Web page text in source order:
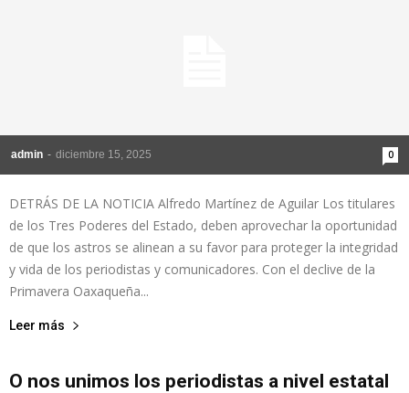
admin - diciembre 15, 2025 0
DETRÁS DE LA NOTICIA Alfredo Martínez de Aguilar Los titulares
de los Tres Poderes del Estado, deben aprovechar la oportunidad
de que los astros se alinean a su favor para proteger la integridad
y vida de los periodistas y comunicadores. Con el declive de la
Primavera Oaxaqueña...
Leer más
O nos unimos los periodistas a nivel estatal